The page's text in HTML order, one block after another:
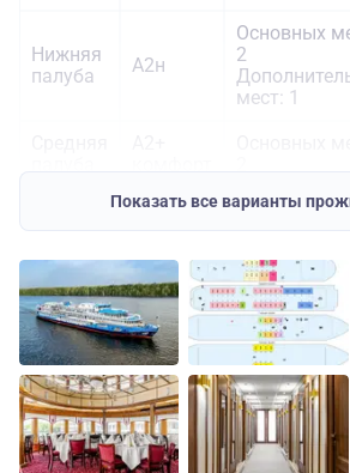
Нижняя
палуба
А2н
Основных
2
мест: 1
А1+
Основных
Показать все варианты